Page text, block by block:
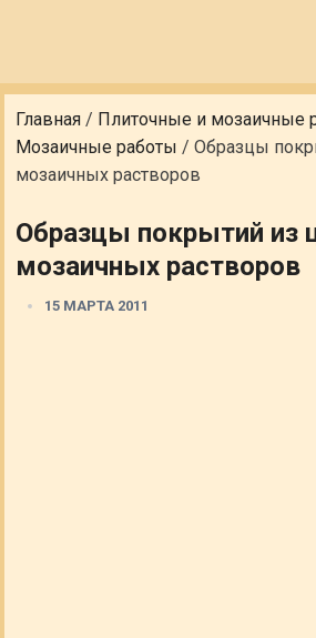
Главная / Плиточные и мозаичные
Мозаичные работы /Образцы
мозаичных растворов
Образцы покрытий из
мозаичных растворов
15 МАРТА 2011